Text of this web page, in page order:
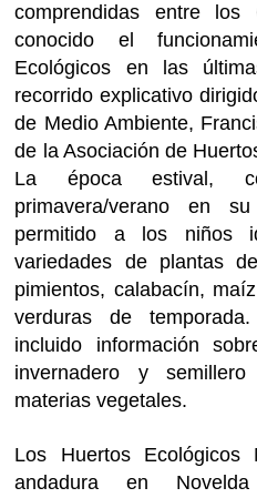
comprendidas entre
conocido el
Ecológicos en las
recorrido explicativo
de Medio Ambiente,
de la Asociación de
La época estival,
primavera/verano en
permitido a los niños
variedades de plantas
pimientos, calabacín,
verduras de
incluido información
invernadero y
materias vegetales.
Los Huertos Ecológicos
andadura en